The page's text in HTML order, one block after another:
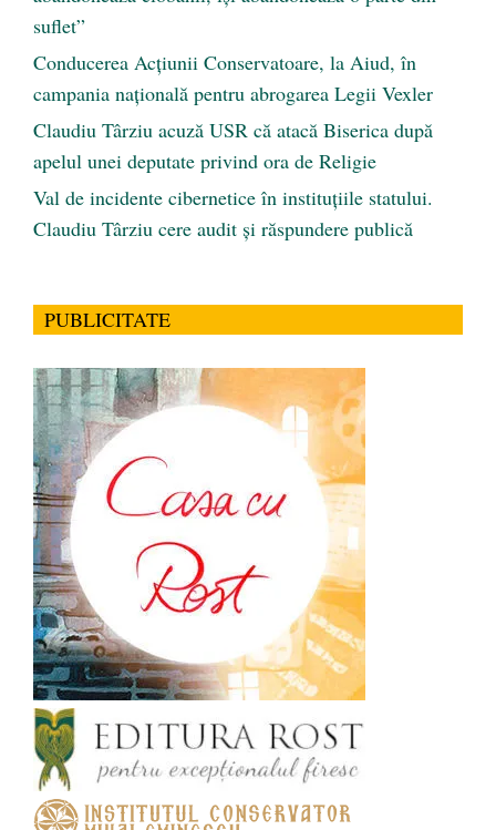
suflet”
Conducerea Acțiunii Conservatoare, la Aiud, în
campania națională pentru abrogarea Legii Vexler
Claudiu Târziu acuză USR că atacă Biserica după
apelul unei deputate privind ora de Religie
Val de incidente cibernetice în instituțiile statului.
Claudiu Târziu cere audit și răspundere publică
PUBLICITATE